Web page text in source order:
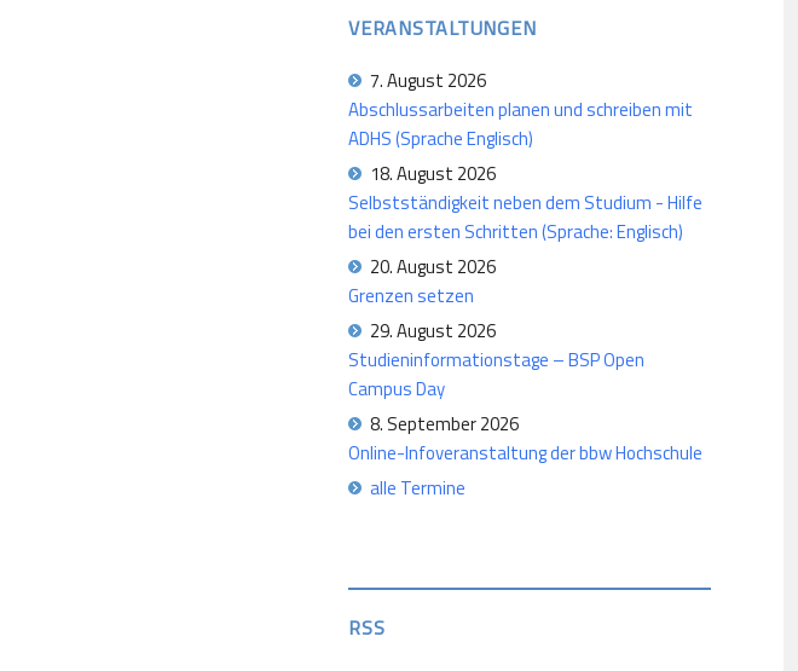
VERANSTALTUNGEN
7. August 2026
Abschlussarbeiten planen und schreiben mit
ADHS (Sprache Englisch)
18. August 2026
Selbstständigkeit neben dem Studium - Hilfe
bei den ersten Schritten (Sprache: Englisch)
20. August 2026
Grenzen setzen
29. August 2026
Studieninformationstage – BSP Open
Campus Day
8. September 2026
Online-Infoveranstaltung der bbw Hochschule
alle Termine
RSS